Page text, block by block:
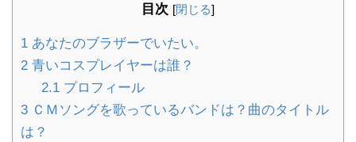
目次 [閉じる]
1 あなたのブラザーでいたい。
2 青いコスプレイヤーは誰？
2.1プロフィール
3 ＣＭソングを歌っているバンドは？曲のタイトル
は？